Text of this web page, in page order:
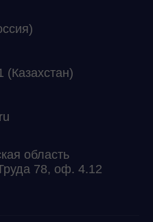
(Казахстан)
область
78, оф. 4.12